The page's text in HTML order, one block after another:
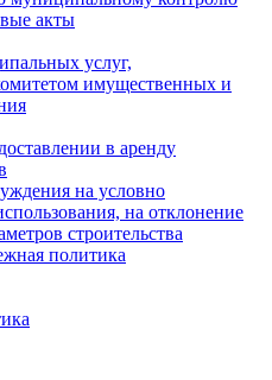
акты
услуг,
имущественных и
в аренду
на условно
на отклонение
строительства
политика